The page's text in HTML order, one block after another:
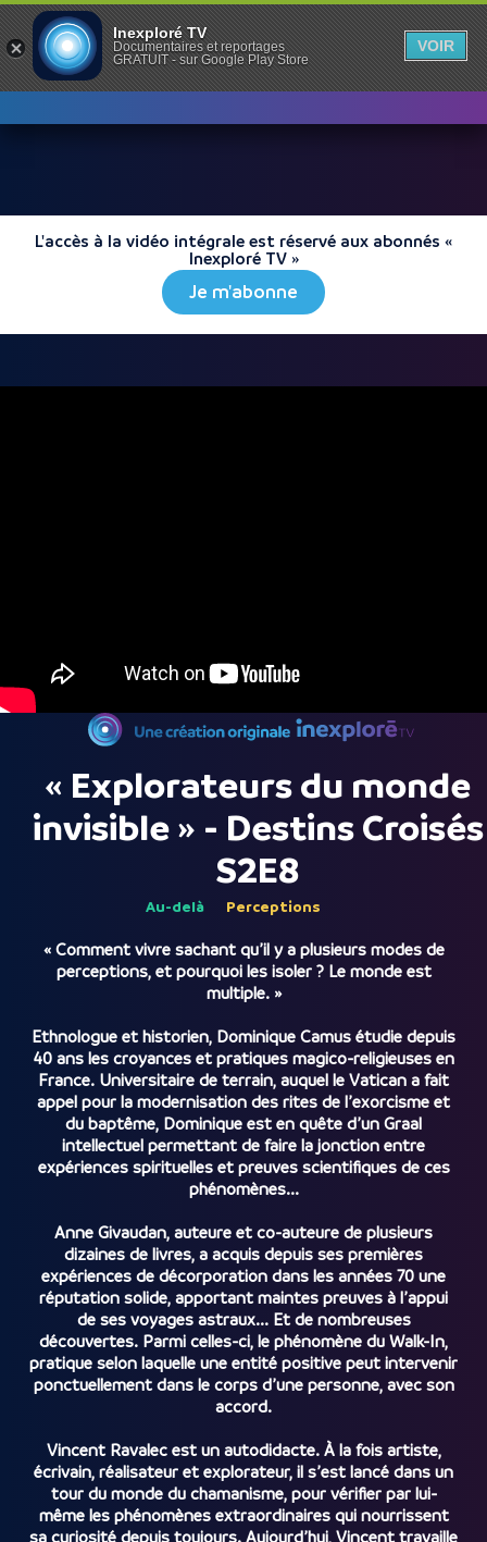
L'accès à la vidéo intégrale est réservé aux abonnés «
Inexploré TV »
Je m'abonne
« Explorateurs du monde
invisible » - Destins Croisés
S2E8
Au-delà Perceptions
« Comment vivre sachant qu’il y a plusieurs modes de
perceptions, et pourquoi les isoler ? Le monde est
multiple. »
Ethnologue et historien, Dominique Camus étudie depuis
40 ans les croyances et pratiques magico-religieuses en
France. Universitaire de terrain, auquel le Vatican a fait
appel pour la modernisation des rites de l’exorcisme et
du baptême, Dominique est en quête d’un Graal
intellectuel permettant de faire la jonction entre
expériences spirituelles et preuves scientifiques de ces
phénomènes...
Anne Givaudan, auteure et co-auteure de plusieurs
dizaines de livres, a acquis depuis ses premières
expériences de décorporation dans les années 70 une
réputation solide, apportant maintes preuves à l’appui
de ses voyages astraux... Et de nombreuses
découvertes. Parmi celles-ci, le phénomène du Walk-In,
pratique selon laquelle une entité positive peut intervenir
ponctuellement dans le corps d’une personne, avec son
accord.
Vincent Ravalec est un autodidacte. À la fois artiste,
écrivain, réalisateur et explorateur, il s’est lancé dans un
tour du monde du chamanisme, pour vérifier par lui-
même les phénomènes extraordinaires qui nourrissent
sa curiosité depuis toujours. Aujourd’hui, Vincent travaille
Inexploré TV
Documentaires et reportages
GRATUIT - sur Google Play Store
VOIR